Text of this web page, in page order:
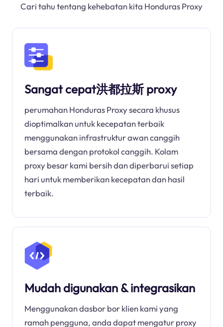
Cari tahu tentang kehebatan kita Honduras Proxy
Sangat cepat洪都拉斯 proxy
perumahan Honduras Proxy secara khusus
dioptimalkan untuk kecepatan terbaik
menggunakan infrastruktur awan canggih
bersama dengan protokol canggih. Kolam
proxy besar kami bersih dan diperbarui setiap
hari untuk memberikan kecepatan dan hasil
terbaik.
Mudah digunakan & integrasikan
Menggunakan dasbor bor klien kami yang
ramah pengguna, anda dapat mengatur proxy